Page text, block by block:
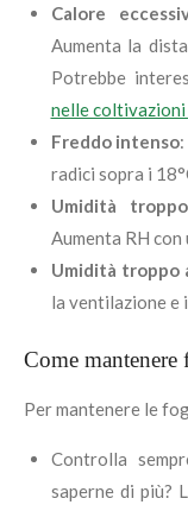
Calore
Aumenta la
Potrebbe
nelle coltivazioni
Freddo intenso
radici sopra i
Umidità
Aumenta RH
Umidità troppo
la ventilazione e
Come
Per mantenere le
Controlla
saperne di più?